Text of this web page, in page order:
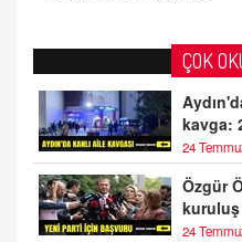
ÇOK
kavga:
24
Özgür
kuruluş
24